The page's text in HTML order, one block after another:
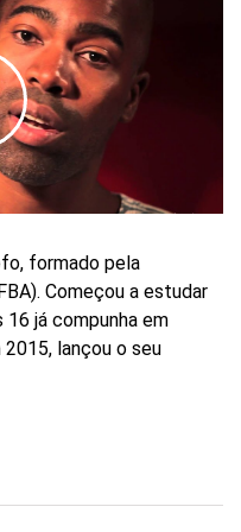
formado pela
Começou a estudar
já compunha em
2015, lançou o seu